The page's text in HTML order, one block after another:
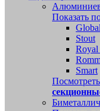
Показать
Global
Stout
Royal
Smart